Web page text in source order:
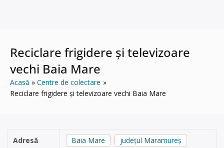
Reciclare frigidere și televizoare
vechi Baia Mare
Acasă
Centre de colectare
Reciclare frigidere și televizoare vechi Baia Mare
Adresă Baia Mare județul Maramureș